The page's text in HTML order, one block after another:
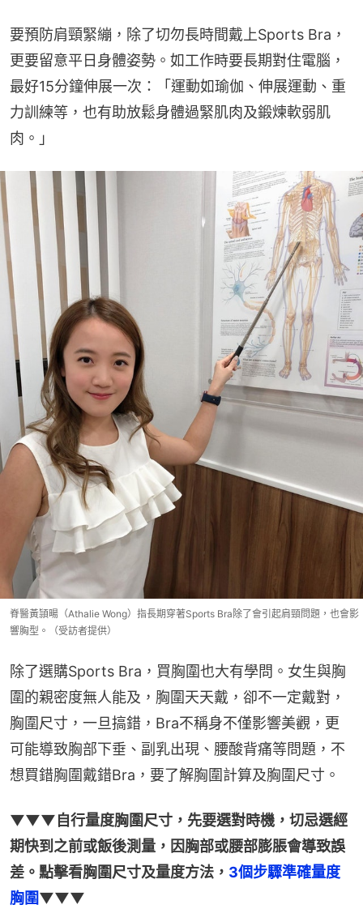
要預防肩頸緊繃，除了切勿長時間戴上Sports Bra，
更要留意平日身體姿勢。如工作時要長期對住電腦，
最好15分鐘伸展一次：「運動如瑜伽、伸展運動、重
力訓練等，也有助放鬆身體過緊肌肉及鍛煉軟弱肌
肉。」
脊醫黃頴暘（Athalie Wong）指長期穿著Sports Bra除了會引起肩頸問題，也會影
響胸型。（受訪者提供）
除了選購Sports Bra，買胸圍也大有學問。女生與胸
圍的親密度無人能及，胸圍天天戴，卻不一定戴對，
胸圍尺寸，一旦搞錯，Bra不稱身不僅影響美觀，更
可能導致胸部下垂、副乳出現、腰酸背痛等問題，不
想買錯胸圍戴錯Bra，要了解胸圍計算及胸圍尺寸。
▼▼▼自行量度胸圍尺寸，先要選對時機，切忌選經
期快到之前或飯後測量，因胸部或腰部膨脹會導致誤
差。點擊看胸圍尺寸及量度方法， 3個步驟準確量度
胸圍▼▼▼